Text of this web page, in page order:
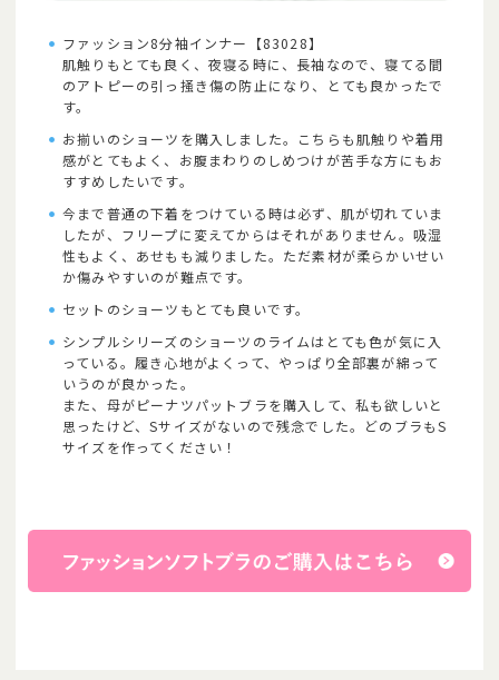
ファッション8分袖インナー【83028】
肌触りもとても良く、夜寝る時に、長袖なので、寝てる間
のアトピーの引っ掻き傷の防止になり、とても良かったで
す。
お揃いのショーツを購入しました。こちらも肌触りや着用
感がとてもよく、お腹まわりのしめつけが苦手な方にもお
すすめしたいです。
今まで普通の下着をつけている時は必ず、肌が切れていま
したが、フリープに変えてからはそれがありません。吸湿
性もよく、あせもも減りました。ただ素材が柔らかいせい
か傷みやすいのが難点です。
セットのショーツもとても良いです。
シンプルシリーズのショーツのライムはとても色が気に入
っている。履き心地がよくって、やっぱり全部裏が綿って
いうのが良かった。
また、母がピーナツパットブラを購入して、私も欲しいと
思ったけど、Sサイズがないので残念でした。どのブラもS
サイズを作ってください！